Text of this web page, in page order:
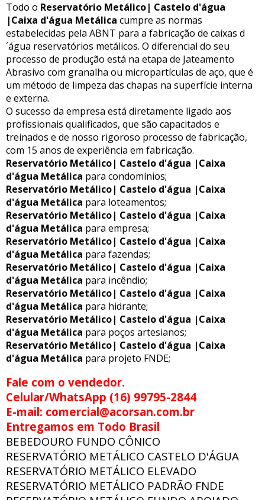
Todo o Reservatório Metálico| Castelo d'água
|Caixa d'água Metálica cumpre as normas
estabelecidas pela ABNT para a fabricação de caixas d
´água reservatórios metálicos. O diferencial do seu
processo de produção está na etapa de Jateamento
Abrasivo com granalha ou micropartículas de aço, que é
um método de limpeza das chapas na superfície interna
e externa.
O sucesso da empresa está diretamente ligado aos
profissionais qualificados, que são capacitados e
treinados e de nosso rigoroso processo de fabricação,
com 15 anos de experiência em fabricação.
Reservatório Metálico| Castelo d'água |Caixa
d'água Metálica para condomínios;
Reservatório Metálico| Castelo d'água |Caixa
d'água Metálica para loteamentos;
Reservatório Metálico| Castelo d'água |Caixa
d'água Metálica para empresa;
Reservatório Metálico| Castelo d'água |Caixa
d'água Metálica para fazendas;
Reservatório Metálico| Castelo d'água |Caixa
d'água Metálica para incêndio;
Reservatório Metálico| Castelo d'água |Caixa
d'água Metálica para hidrante;
Reservatório Metálico| Castelo d'água |Caixa
d'água Metálica para poços artesianos;
Reservatório Metálico| Castelo d'água |Caixa
d'água Metálica para projeto FNDE;
Fale com o vendedor.
Celular/WhatsApp (16) 99795-2844
E-mail: comercial@acorsan.com.br
Entregamos em Todo Brasil
BEBEDOURO FUNDO CÔNICO
RESERVATÓRIO METÁLICO CASTELO D'ÁGUA
RESERVATÓRIO METÁLICO ELEVADO
RESERVATÓRIO METÁLICO PADRÃO FNDE